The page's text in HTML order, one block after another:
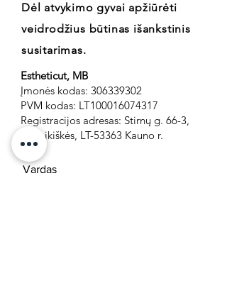
Dėl atvykimo gyvai apžiūrėti
veidrodžius būtinas išankstinis
susitarimas.
Estheticut, MB
Įmonės kodas: 306339302
PVM kodas: LT100016074317
Registracijos adresas: Stirnų g. 66-3,
Noreikiškės, LT-53363 Kauno r.